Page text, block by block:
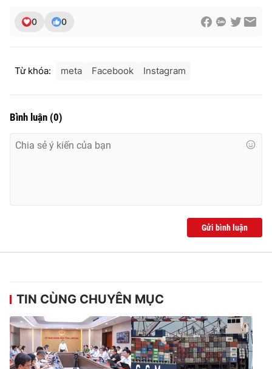
0 0
Từ khóa: meta Facebook Instagram
Bình luận (0)
Gửi bình luận
TIN CÙNG CHUYÊN MỤC